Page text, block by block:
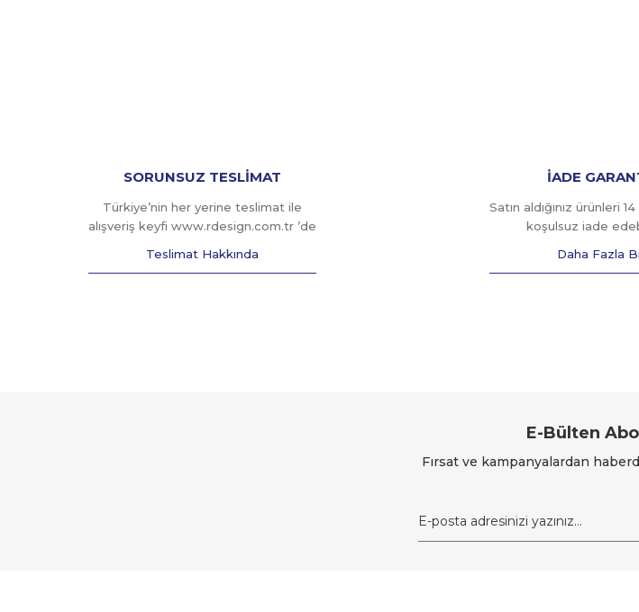
SORUNSUZ TESLİMAT
Türkiye’nin her yerine teslimat ile
alışveriş keyfi www.rdesign.com.tr ’de
Teslimat Hakkında
İADE
Satın aldığınız ürünleri
koşulsuz iade
Daha Fazla
E-Bülten
Fırsat ve kampanyalardan